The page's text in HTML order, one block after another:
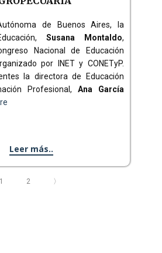
de Buenos Aires, la
Susana Montaldo,
Nacional de Educación
por INET y CONETyP.
la directora de Educación
Profesional, Ana García
Leer más..
1 2 〉